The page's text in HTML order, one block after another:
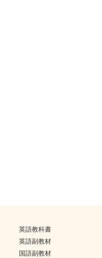
英語教科書
英語副教材
国語副教材